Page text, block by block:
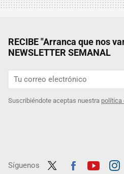
RECIBE "Arranca que nos
NEWSLETTER SEMANAL
Suscribiéndote aceptas nuestra política
Síguenos